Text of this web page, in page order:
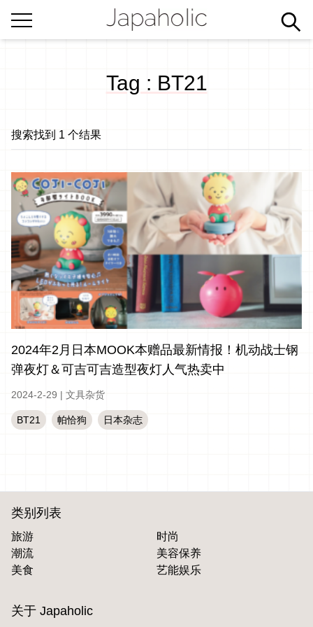
Tag : BT21
搜索找到 1 个结果
2024年2月日本MOOK本赠品最新情报！机动战士钢
弹夜灯＆可吉可吉造型夜灯人气热卖中
2024-2-29 | 文具杂货
BT21 帕恰狗 日本杂志
类别列表
旅游
时尚
潮流
美容保养
美食
艺能娱乐
关于 Japaholic